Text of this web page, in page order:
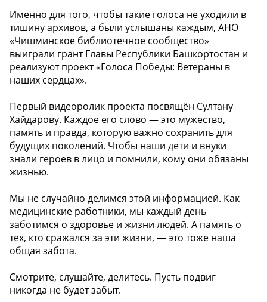
Именно для того, чтобы такие голоса не уходили в
тишину архивов, а были услышаны каждым, АНО
«Чишминское библиотечное сообщество»
выиграли грант Главы Республики Башкортостан и
реализуют проект «Голоса Победы: Ветераны в
наших сердцах».
Первый видеоролик проекта посвящён Султану
Хайдарову. Каждое его слово — это мужество,
память и правда, которую важно сохранить для
будущих поколений. Чтобы наши дети и внуки
знали героев в лицо и помнили, кому они обязаны
жизнью.
Мы не случайно делимся этой информацией. Как
медицинские работники, мы каждый день
заботимся о здоровье и жизни людей. А память о
тех, кто сражался за эти жизни, — это тоже наша
общая забота.
Смотрите, слушайте, делитесь. Пусть подвиг
никогда не будет забыт.